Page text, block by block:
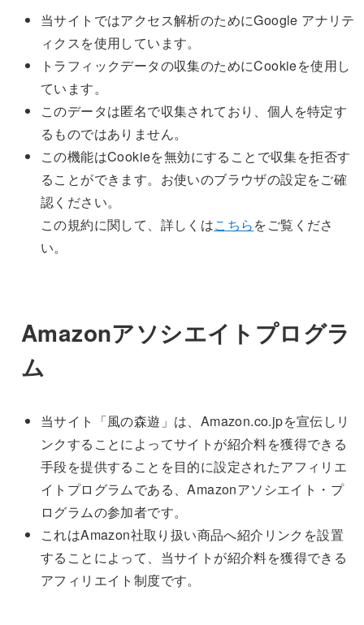
当サイトではアクセス解析のためにGoogle アナリテ
ィクスを使用しています。
トラフィックデータの収集のためにCookieを使用し
ています。
このデータは匿名で収集されており、個人を特定す
るものではありません。
この機能はCookieを無効にすることで収集を拒否す
ることができます。お使いのブラウザの設定をご確
認ください。
この規約に関して、詳しくはこちらをご覧くださ
い。
Amazonアソシエイトプログラ
ム
当サイト「風の森遊」は、Amazon.co.jpを宣伝しリ
ンクすることによってサイトが紹介料を獲得できる
手段を提供することを目的に設定されたアフィリエ
イトプログラムである、Amazonアソシエイト・プ
ログラムの参加者です。
これはAmazon社取り扱い商品へ紹介リンクを設置
することによって、当サイトが紹介料を獲得できる
アフィリエイト制度です。